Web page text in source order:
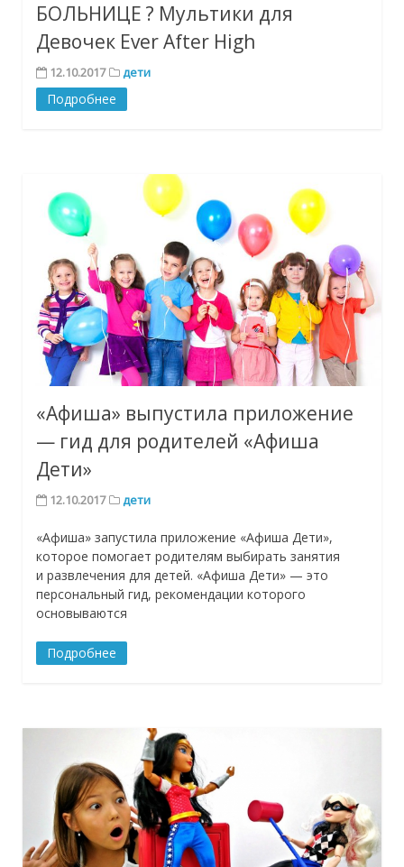
БОЛЬНИЦЕ ? Мультики для
Девочек Ever After High
12.10.2017 дети
Подробнее
«Афиша» выпустила приложение
— гид для родителей «Афиша
Дети»
12.10.2017 дети
«Афиша» запустила приложение «Афиша Дети»,
которое помогает родителям выбирать занятия
и развлечения для детей. «Афиша Дети» — это
персональный гид, рекомендации которого
основываются
Подробнее